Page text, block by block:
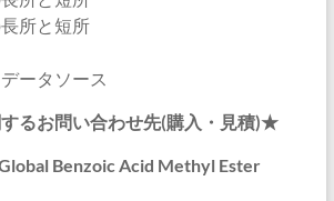
所と短所
ータソース
るお問い合わせ先(購入・見積)★
Benzoic Acid Methyl Ester